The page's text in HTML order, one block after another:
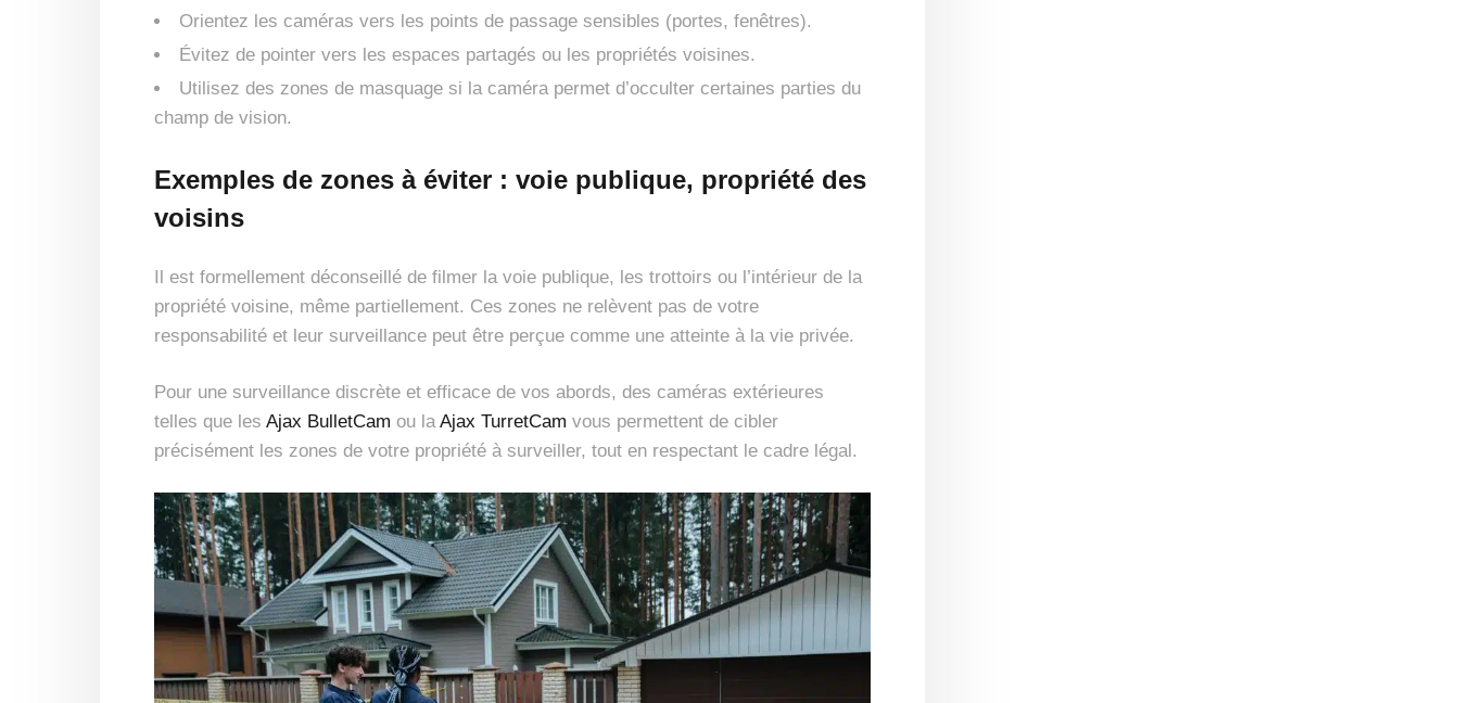
Orientez les caméras vers les points de passage sensibles (portes, fenêtres).
Évitez de pointer vers les espaces partagés ou les propriétés voisines.
Utilisez des zones de masquage si la caméra permet d’occulter certaines parties du
champ de vision.
Exemples de zones à éviter : voie publique, propriété des
voisins
Il est formellement déconseillé de filmer la voie publique, les trottoirs ou l’intérieur de la
propriété voisine, même partiellement. Ces zones ne relèvent pas de votre
responsabilité et leur surveillance peut être perçue comme une atteinte à la vie privée.
Pour une surveillance discrète et efficace de vos abords, des caméras extérieures
telles que les Ajax BulletCam ou laAjax TurretCam vous permettent de cibler
précisément les zones de votre propriété à surveiller, tout en respectant le cadre légal.